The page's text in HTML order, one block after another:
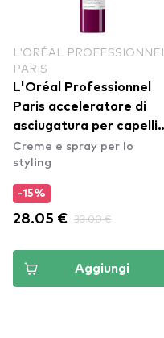
L'ORÉAL PROFESSIONNEL
PARIS
L'Oréal Professionnel
Paris acceleratore di
asciugatura per capelli
ricci - Curl Expression
Drying Accelerator
Leave In
Creme e spray per lo
styling
-15%
28.05 € 33.00 €
Aggiungi